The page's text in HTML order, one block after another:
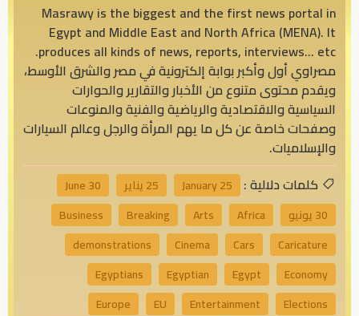
Masrawy is the biggest and the first news portal in
Egypt and Middle East and North Africa (MENA). It
produces all kinds of news, reports, interviews… etc.
مصراوي أول وأكبر بوابة إلكترونية في مصر والشرق الأوسط،
ويقدم محتوى متنوع من الأخبار والتقارير والحوارات
السياسية والاقتصادية والرياضية والفنية والمنوعات
وصفحات خاصة عن كل ما يهم المرأة والرجل وعالم السيارات
والإسلاميات.
كلمات دلالية :
25 January 25 يناير
30 June
30 يونيو
Africa
Arts
Breaking
Business
Caricature
Cars
Cinema
demonstrations
Economy
Egypt
Egyptian
Egyptians
Elections
Entertainment
EU
Europe